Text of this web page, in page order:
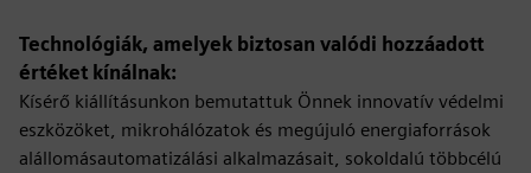
Technológiák, amelyek biztosan valódi hozzáadott
értéket kínálnak:
Kísérő kiállításunkon bemutattuk Önnek innovatív védelmi
eszközöket, mikrohálózatok és megújuló energiaforrások
alállomásautomatizálási alkalmazásait, sokoldalú többcélú